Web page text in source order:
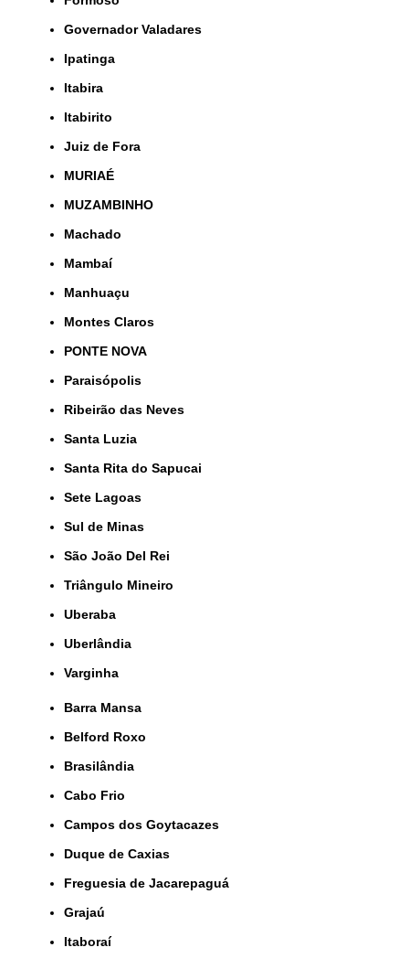
Governador Valadares
Ipatinga
Itabira
Itabirito
Juiz de Fora
MURIAÉ
MUZAMBINHO
Machado
Mambaí
Manhuaçu
Montes Claros
PONTE NOVA
Paraisópolis
Ribeirão das Neves
Santa Luzia
Santa Rita do Sapucai
Sete Lagoas
Sul de Minas
São João Del Rei
Triângulo Mineiro
Uberaba
Uberlândia
Varginha
Barra Mansa
Belford Roxo
Brasilândia
Cabo Frio
Campos dos Goytacazes
Duque de Caxias
Freguesia de Jacarepaguá
Grajaú
Itaboraí